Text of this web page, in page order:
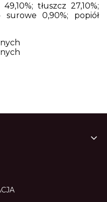
49,10%; tłuszcz 27,10%;
surowe 0,90%; popiół